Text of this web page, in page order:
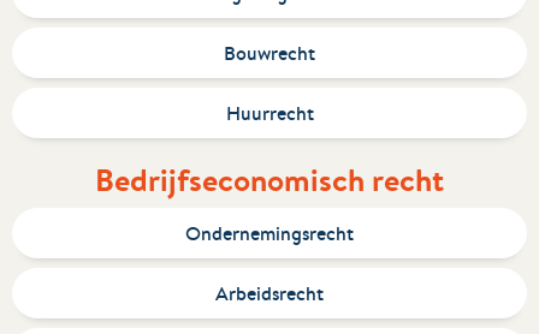
Bouwrecht
Huurrecht
Bedrijfseconomisch recht
Ondernemingsrecht
Arbeidsrecht